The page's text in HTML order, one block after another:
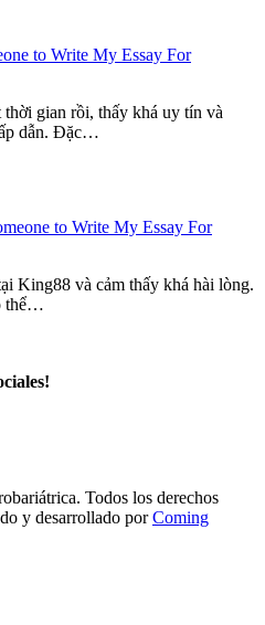
to Write My Essay For
gian rồi, thấy khá uy tín và
dẫn. Đặc…
to Write My Essay For
King88 và cảm thấy khá hài lòng.
thể…
Todos los derechos
y desarrollado porComing